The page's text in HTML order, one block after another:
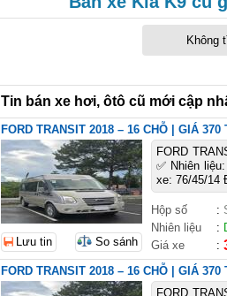
Không
Tin bán xe hơi, ôtô cũ mới cập
FORD TRANSIT 2018 – 16 CHỖ | GIÁ 370
FORD
✅ Nhiên
xe: 76/45/14
Hộp số :
Nhiên liệu
:
Giá xe
:
Lưu tin So sánh
FORD TRANSIT 2018 – 16 CHỖ | GIÁ 370
FORD